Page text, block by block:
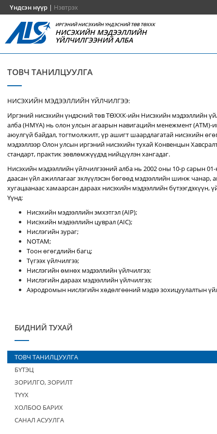
Үндсэн нүүр | Нэвтрэх
ИРГЭНИЙ НИСЭХИЙН ҮНДЭСНИЙ ТӨВ ТӨХХК
НИСЭХИЙН МЭДЭЭЛЛИЙН
ҮЙЛЧИЛГЭЭНИЙ АЛБА
ТОВЧ ТАНИЛЦУУЛГА
НИСЭХИЙН МЭДЭЭЛЛИЙН ҮЙЛЧИЛГЭЭ:
Иргэний нисэхийн үндэсний төв ТӨХХК-ийн Нисэхийн мэдээллийн
алба (НМҮА) нь олон улсын агаарын навигацийн менежмент (ATM)-
аюулгүй байдал, тогтмолжилт, үр ашигт шаардлагатай нисэхийн
мэдээллээр Олон улсын иргэний нисэхийн тухай Конвенцын
стандарт, практик зөвлөмжүүдэд нийцүүлэн хангадаг.
Нисэхийн мэдээллийн үйлчилгээний алба нь 2002 оны 10-р сарын
даасан үйл ажиллагааг эхлүүлэсэн бөгөөд мэдээллийн шинж чанар,
хугацаанаас хамаарсан дараах нисэхийн мэдээллийн бүтээгдэхүүн,
Үүнд:
Нисэхийн мэдээллийн эмхэтгэл (AIP);
Нисэхийн мэдээллийн цуврал (AIC);
Нислэгийн зураг;
NOTAM;
Тоон өгөгдлийн багц;
Түгээх үйлчилгээ;
Нислэгийн өмнөх мэдээллийн үйлчилгээ;
Нислэгийн дараах мэдээллийн үйлчилгээ;
Аэродромын нислэгийн хөдөлгөөний мэдээ зохицуулалтын
БИДНИЙ ТУХАЙ
ТОВЧ ТАНИЛЦУУЛГА
БҮТЭЦ
ЗОРИЛГО, ЗОРИЛТ
ТҮҮХ
ХОЛБОО БАРИХ
САНАЛ АСУУЛГА